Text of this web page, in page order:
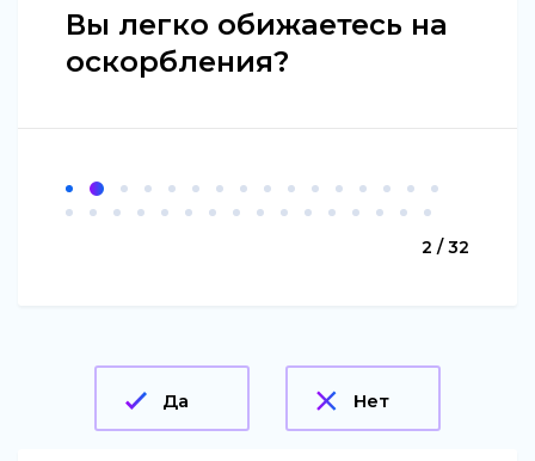
Вы легко обижаетесь на
оскорбления?
2 / 32
Да Нет